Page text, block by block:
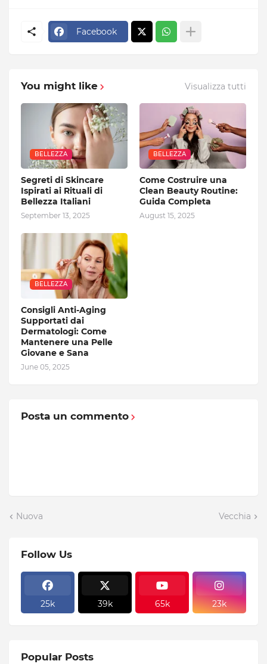
Facebook
You might like Visualizza tutti
BELLEZZA
Segreti di Skincare
Ispirati ai Rituali di
Bellezza Italiani
September 13, 2025
BELLEZZA
Come Costruire una
Clean Beauty Routine:
Guida Completa
August 15, 2025
BELLEZZA
Consigli Anti-Aging
Supportati dai
Dermatologi: Come
Mantenere una Pelle
Giovane e Sana
June 05, 2025
Posta un commento
Nuova Vecchia
Follow Us
25k 39k 65k 23k
Popular Posts